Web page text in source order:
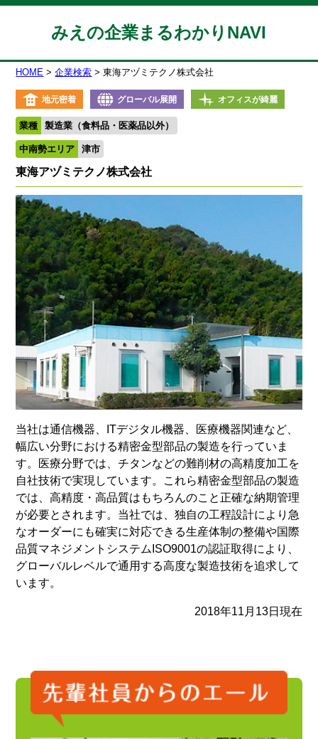
みえの企業まるわかりNAVI
HOME 企業検索 東海アヅミテクノ株式会社
地元密着 グローバル展開 オフィスが綺麗
業種 製造業（食料品・医薬品以外）
中南勢エリア 津市
東海アヅミテクノ株式会社
当社は通信機器、ITデジタル機器、医療機器関連など、
幅広い分野における精密金型部品の製造を行っていま
す。医療分野では、チタンなどの難削材の高精度加工を
自社技術で実現しています。これら精密金型部品の製造
では、高精度・高品質はもちろんのこと正確な納期管理
が必要とされます。当社では、独自の工程設計により急
なオーダーにも確実に対応できる生産体制の整備や国際
品質マネジメントシステムISO9001の認証取得により、
グローバルレベルで通用する高度な製造技術を追求して
います。
2018年11月13日現在